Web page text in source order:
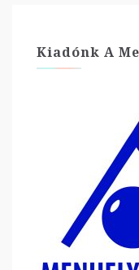
Kiadónk A